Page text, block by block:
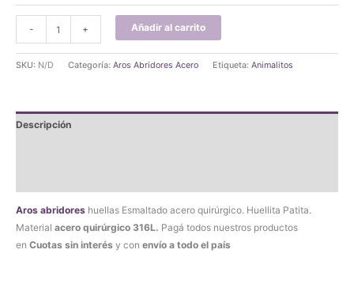
-
Abridores
Huellas
Quirúrgico
cantidad
+ Añadir al carrito
SKU: N/D Categoría: Aros Abridores Acero Etiqueta: Animalitos
Descripción
Aros abridores huellas Esmaltado acero quirúrgico. Huellita Patita.
Material acero quirúrgico 316L. Pagá todos nuestros productos
en Cuotas sin interés y con envío a todo el país